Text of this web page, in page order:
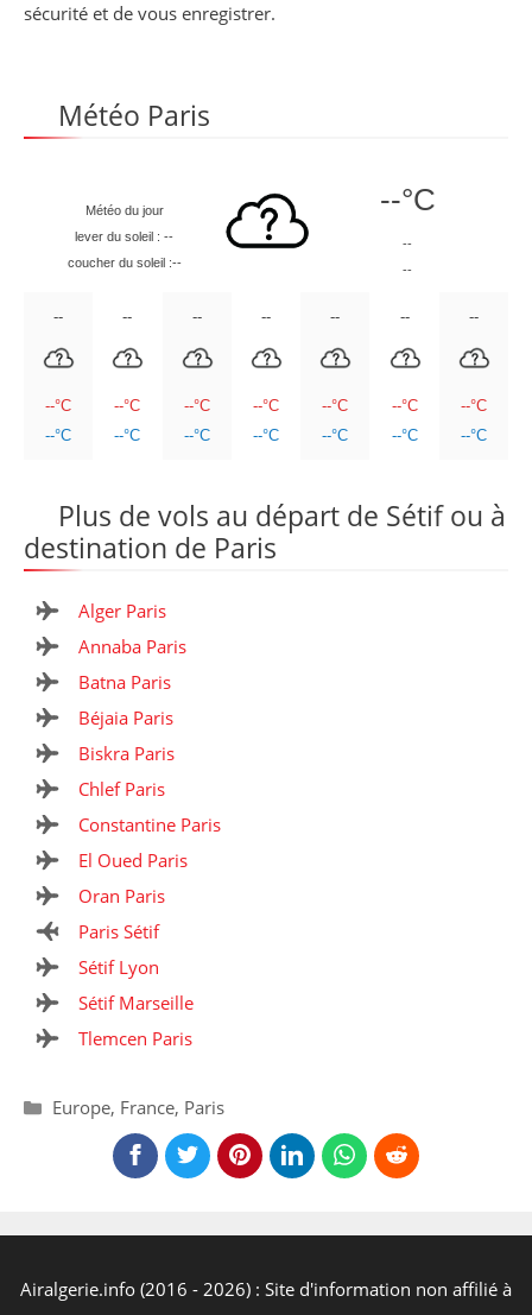
sécurité et de vous enregistrer.
Météo Paris
Météo du jour
lever du soleil : --
coucher du soleil :--
--°C
--
--
--
--°C
--°C
--
--°C
--°C
--
--°C
--°C
--
--°C
--°C
--
--°C
--°C
--
--°C
--°C
--
--°C
--°C
Plus de vols au départ de Sétif ou à
destination de Paris
Alger Paris
Annaba Paris
Batna Paris
Béjaia Paris
Biskra Paris
Chlef Paris
Constantine Paris
El Oued Paris
Oran Paris
Paris Sétif
Sétif Lyon
Sétif Marseille
Tlemcen Paris
Catégories
Europe, France, Paris
Airalgerie.info (2016 - 2026) : Site d'information non affilié à